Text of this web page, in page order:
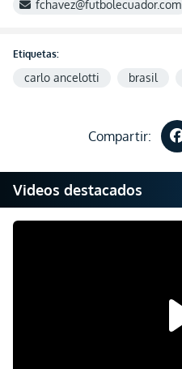
fchavez@futbolecuador.com
Etiquetas:
carlo ancelotti brasil
Compartir:
Videos destacados